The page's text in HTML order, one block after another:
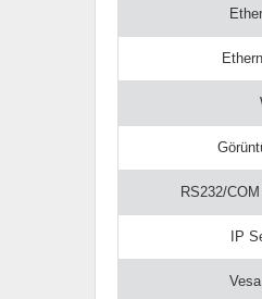
RS232/COM
IP